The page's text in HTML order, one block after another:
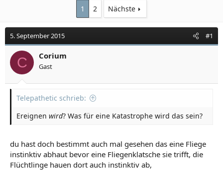
e
r
t
a
m
1 2 Nächste
5. September 2015 #1
C Corium
Gast
Telepathetic schrieb:
Ereignen wird? Was für eine Katastrophe wird das sein?
du hast doch bestimmt auch mal gesehen das eine Fliege
instinktiv abhaut bevor eine Fliegenklatsche sie trifft, die
Flüchtlinge hauen dort auch instinktiv ab,